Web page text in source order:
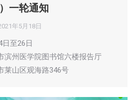
一轮通知
年5月18日
至26日
滨州医学院图书馆六楼报告厅
莱山区观海路346号